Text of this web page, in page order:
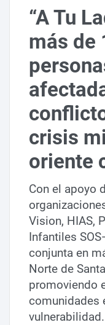
“A Tu
más de
crisis
oriente
Con el apoyo
Vision, HIAS,
Infantiles
conjunta en
Norte de
promoviendo
comunidades